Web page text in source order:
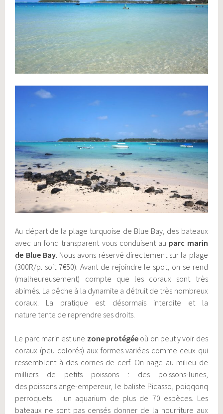
Au départ de la plage turquoise de Blue Bay, des bateaux
avec un fond transparent vous conduisent au parc marin
de Blue Bay. Nous avons réservé directement sur la plage
(300R/p. soit 7€50). Avant de rejoindre le spot, on se rend
(malheureusement) compte que les coraux sont très
abimés. La pêche à la dynamite a détruit de très nombreux
coraux. La pratique est désormais interdite et la
nature tente de reprendre ses droits.
Le parc marin est une zone protégée où on peut y voir des
coraux (peu colorés) aux formes variées comme ceux qui
ressemblent à des cornes de cerf. On nage au milieu de
milliers de petits poissons : des poissons-lunes,
des poissons ange-empereur, le baliste Picasso, poiqqonq
perroquets… un aquarium de plus de 70 espèces. Les
bateaux ne sont pas censés donner de la nourriture aux